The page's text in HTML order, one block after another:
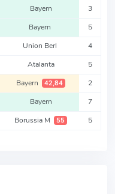
Bayern 3
Bayern 5
Union Berl 4
Atalanta 5
Bayern 42,84 2
Bayern 7
Borussia M 55 5